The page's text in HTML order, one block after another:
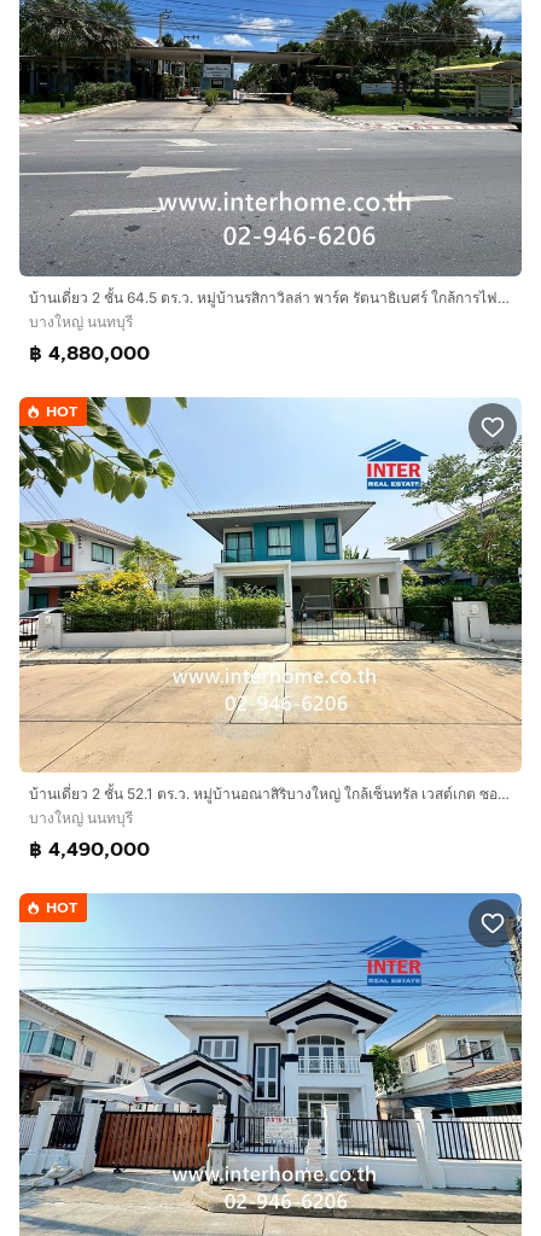
บ้านเดี่ยว 2 ชั้น 64.5 ตร.ว. หมู่บ้านรสิกาวิลล่า พาร์ค รัตนาธิเบศร์ ใกล้การไฟฟ้า สาขาบางใหญ่ ซอยบางเลน ถนนบางกรวย-ไทรน้อย ถนนรัตนาธิเบศร์
บางใหญ่ นนทบุรี
฿ 4,880,000
HOT
บ้านเดี่ยว 2 ชั้น 52.1 ตร.ว. หมู่บ้านอณาสิริบางใหญ่ ใกล้เซ็นทรัล เวสต์เกต ซอยวัดพระนอน ถนนกาญจนาภิเษก ถนนประชาอุทิศ ถนนทางด่วนM81 บางใหญ่
บางใหญ่ นนทบุรี
฿ 4,490,000
HOT